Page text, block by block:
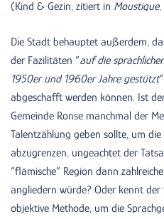
(Kind & Gezin, zitiert in Moustique,
Die Stadt behauptet außerdem,
der Fazilitäten “auf die
1950er und 1960er Jahre gestützt
abgeschafft werden können. Ist
Gemeinde Ronse manchmal der
Talentzählung geben sollte, um
abzugrenzen, ungeachtet der
“flämische” Region dann
angliedern würde? Oder kennt
objektive Methode, um die